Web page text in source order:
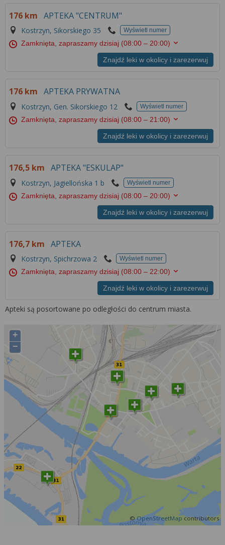
176 km APTEKA "CENTRUM"
Kostrzyn, Sikorskiego 35 Wyświetl numer
Zamknięta, zapraszamy dzisiaj (08:00 – 20:00)
Znajdź leki w okolicy i zarezerwuj
176 km APTEKA PRYWATNA
Kostrzyn, Gen. Sikorskiego 12 Wyświetl numer
Zamknięta, zapraszamy dzisiaj (08:00 – 21:00)
Znajdź leki w okolicy i zarezerwuj
176,5 km APTEKA "ESKULAP"
Kostrzyn, Jagiellońska 1 b Wyświetl numer
Zamknięta, zapraszamy dzisiaj (08:00 – 20:00)
Znajdź leki w okolicy i zarezerwuj
176,7 km APTEKA
Kostrzyn, Spichrzowa 2 Wyświetl numer
Zamknięta, zapraszamy dzisiaj (08:00 – 22:00)
Znajdź leki w okolicy i zarezerwuj
Apteki są posortowane po odległości do centrum miasta.
+
−
©OpenStreetMap contributors
narzędzi zewnętrznych w naszym serwisie
znajdziesz wRegulaminie Serwisu.